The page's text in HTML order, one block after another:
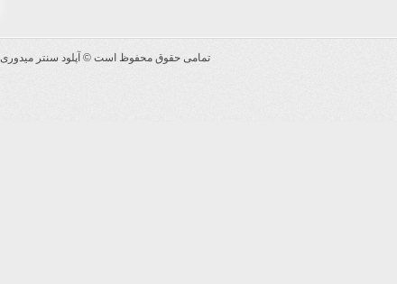
تمامی حقوق محفوظ است © آپلود سنتر میدوری